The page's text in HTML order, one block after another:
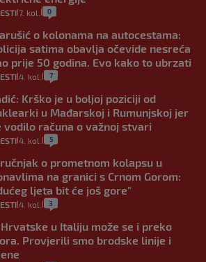
7. kol. 0
o kolonama na autocestama:
satima obavlja očevide nesreća
prije 50 godina. Evo kako to ubrzati
4. kol. 7
Krško je u boljoj poziciji od
u Mađarskoj i Rumunjskoj jer
vodilo računa o važnoj stvari
4. kol. 5
o prometnom kolapsu u
na granici s Crnom Gorom:
ljeta bit će još gore"
4. kol. 3
Hrvatske u Italiju može se i preko
Provjerili smo brodske linije i